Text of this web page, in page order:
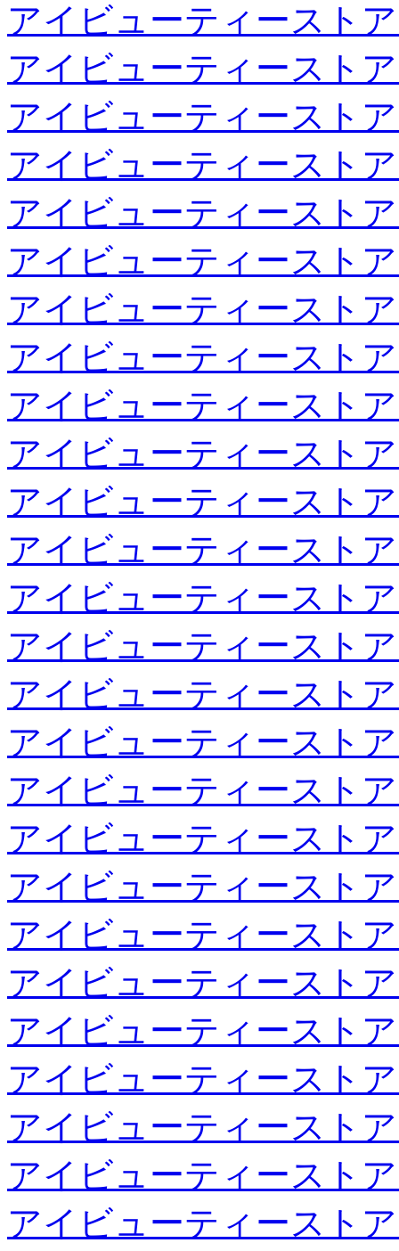
アイビューティースト
アイビューティースト
アイビューティースト
アイビューティースト
アイビューティースト
アイビューティースト
アイビューティースト
アイビューティースト
アイビューティースト
アイビューティースト
アイビューティースト
アイビューティースト
アイビューティースト
アイビューティースト
アイビューティースト
アイビューティースト
アイビューティースト
アイビューティースト
アイビューティースト
アイビューティースト
アイビューティースト
アイビューティースト
アイビューティースト
アイビューティースト
アイビューティースト
アイビューティースト